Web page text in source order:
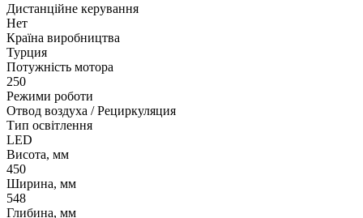
Дистанційне керування
Нет
Країна виробництва
Турция
Потужність мотора
250
Режими роботи
Отвод воздуха / Рециркуляция
Тип освітлення
LED
Висота, мм
450
Ширина, мм
548
Глибина, мм